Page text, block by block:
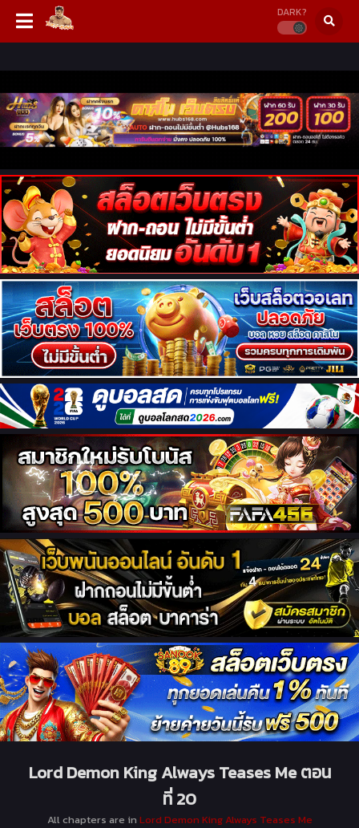
DARK?
Lord Demon King Always Teases Me ตอน
ที่ 20
All chapters are in Lord Demon King Always Teases Me